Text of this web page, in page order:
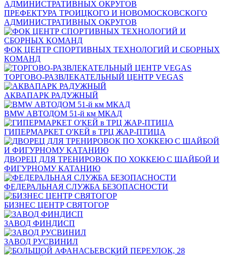
ПРЕФЕКТУРА ТРОИЦКОГО И НОВОМОСКОВСКОГО
АДМИНИСТРАТИВНЫХ ОКРУГОВ
ФОК ЦЕНТР СПОРТИВНЫХ ТЕХНОЛОГИЙ И СБОРНЫХ
КОМАНД
ТОРГОВО-РАЗВЛЕКАТЕЛЬНЫЙ ЦЕНТР VEGAS
АКВАПАРК РАДУЖНЫЙ
BMW АВТОДОМ 51-й км МКАД
ГИПЕРМАРКЕТ О'КЕЙ в ТРЦ ЖАР-ПТИЦА
ДВОРЕЦ ДЛЯ ТРЕНИРОВОК ПО ХОККЕЮ С ШАЙБОЙ И
ФИГУРНОМУ КАТАНИЮ
ФЕДЕРАЛЬНАЯ СЛУЖБА БЕЗОПАСНОСТИ
БИЗНЕС ЦЕНТР СВЯТОГОР
ЗАВОД ФИНДИСП
ЗАВОД РУСВИНИЛ